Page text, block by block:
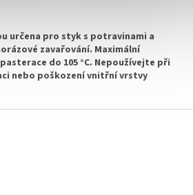
určena pro styk s potravinami a
zavařování. Maximální
do 105 °C. Nepoužívejte při
nebo poškození vnitřní vrstvy